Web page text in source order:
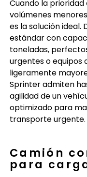
Cuando la
volúmenes
es la solución ideal.
estándar con
toneladas,
urgentes o equipos
ligeramente
Sprinter admiten
agilidad de un
optimizado para
transporte urgente.
Camión
para